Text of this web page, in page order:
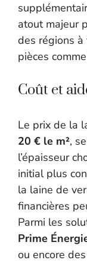
atout majeur
des régions
pièces
Coût et
Le prix de la
20 € le m²,
l’épaisseur
initial plus
la laine de
financières
Parmi les
Prime
ou encore